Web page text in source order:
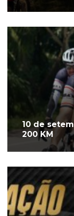
10 de
200 KM